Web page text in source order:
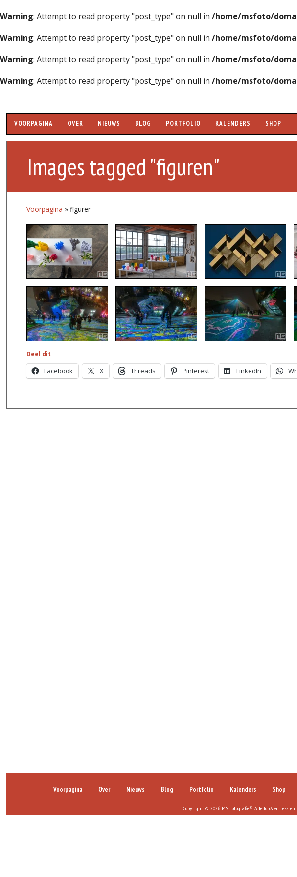
Warning: Attempt to read property "post_type" on null in /home/msfoto/
Warning: Attempt to read property "post_type" on null in /home/msfoto/
Warning: Attempt to read property "post_type" on null in /home/msfoto/
Warning: Attempt to read property "post_type" on null in /home/msfoto/
Hoofdmenu
VOORPAGINA OVER NIEUWS BLOG PORTFOLIO KALENDERS SHOP
Images tagged "figuren"
Voorpagina »figuren
Deel dit
Facebook X Threads Pinterest LinkedIn
Voorpagina Over Nieuws Blog Portfolio Kalenders Shop
Copyright © 2026 MS Fotografie® Alle foto's en